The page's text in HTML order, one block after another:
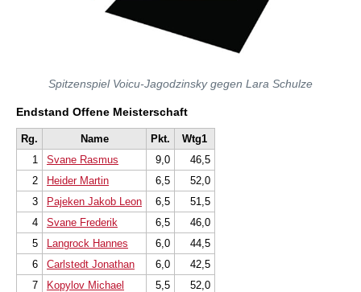
Spitzenspiel Voicu-Jagodzinsky gegen Lara Schulze
Endstand Offene Meisterschaft
Rg. Name Pkt.
Wtg1
1
Svane Rasmus 9,0
46,5
2
Heider Martin 6,5
52,0
3
Pajeken Jakob Leon 6,5
51,5
4
Svane Frederik 6,5
46,0
5
Langrock Hannes 6,0
44,5
6
Carlstedt Jonathan 6,0
42,5
7
Kopylov Michael 5,5
52,0